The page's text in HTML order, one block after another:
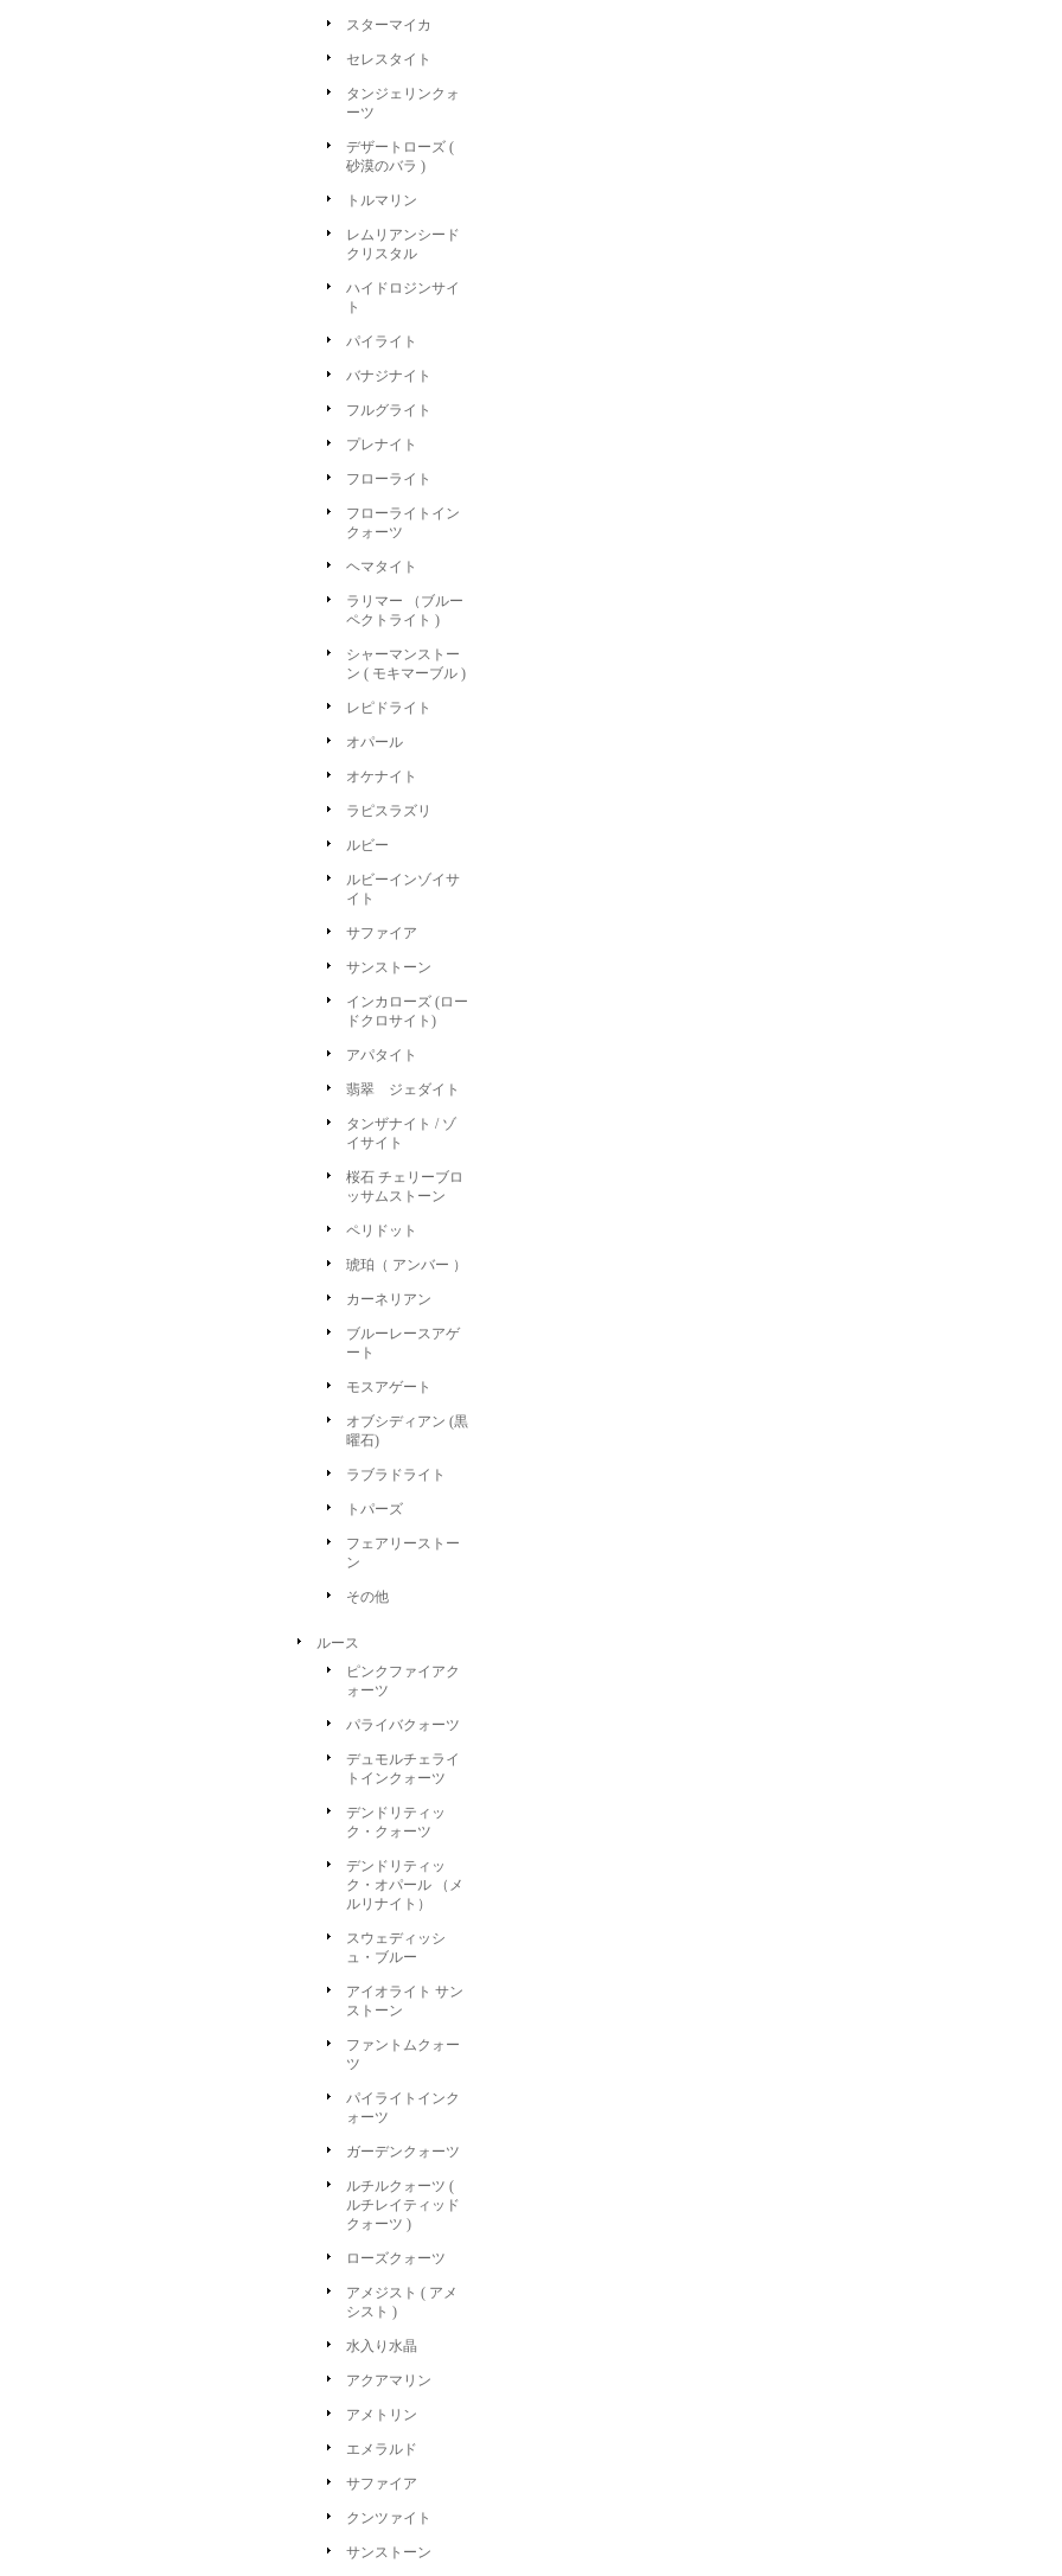
スターマイカ
セレスタイト
タンジェリンクォ
ーツ
デザートローズ (
砂漠のバラ )
トルマリン
レムリアンシード
クリスタル
ハイドロジンサイ
ト
パイライト
バナジナイト
フルグライト
プレナイト
フローライト
フローライトイン
クォーツ
ヘマタイト
ラリマー （ブルー
ペクトライト )
シャーマンストー
ン ( モキマーブル )
レピドライト
オパール
オケナイト
ラピスラズリ
ルビー
ルビーインゾイサ
イト
サファイア
サンストーン
インカローズ (ロー
ドクロサイト)
アパタイト
翡翠 ジェダイト
タンザナイト / ゾ
イサイト
桜石 チェリーブロ
ッサムストーン
ペリドット
琥珀（ アンバー ）
カーネリアン
ブルーレースアゲ
ート
モスアゲート
オブシディアン (黒
曜石)
ラブラドライト
トパーズ
フェアリーストー
ン
その他
ルース
ピンクファイアク
ォーツ
パライバクォーツ
デュモルチェライ
トインクォーツ
デンドリティッ
ク・クォーツ
デンドリティッ
ク・オパール （メ
ルリナイト）
スウェディッシ
ュ・ブルー
アイオライト サン
ストーン
ファントムクォー
ツ
パイライトインク
ォーツ
ガーデンクォーツ
ルチルクォーツ (
ルチレイティッド
クォーツ )
ローズクォーツ
アメジスト ( アメ
シスト )
水入り水晶
アクアマリン
アメトリン
エメラルド
サファイア
クンツァイト
サンストーン